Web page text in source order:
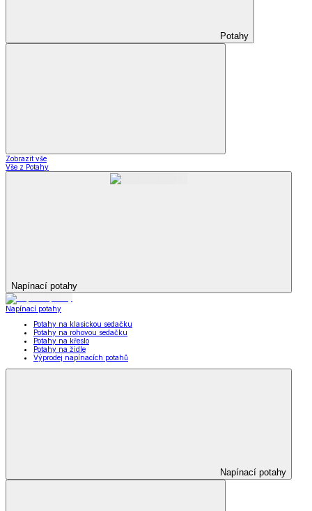
Potahy
Zobrazit vše
Vše z Potahy
Napínací potahy
Napínací potahy
Potahy na klasickou sedačku
Potahy na rohovou sedačku
Potahy na křeslo
Potahy na židle
Výprodej napínacích potahů
Napínací potahy